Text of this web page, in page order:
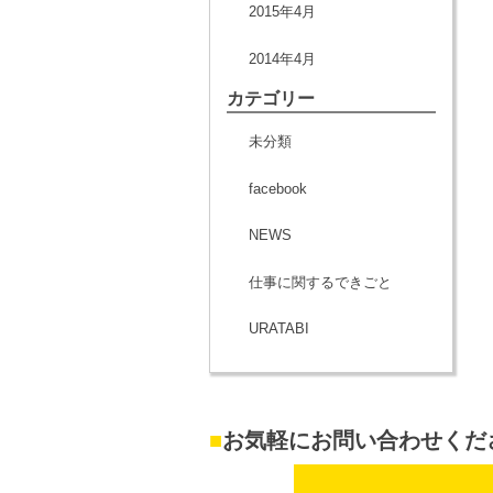
2015年4月
2014年4月
カテゴリー
未分類
facebook
NEWS
仕事に関するできごと
URATABI
■お気軽にお問い合わせくだ